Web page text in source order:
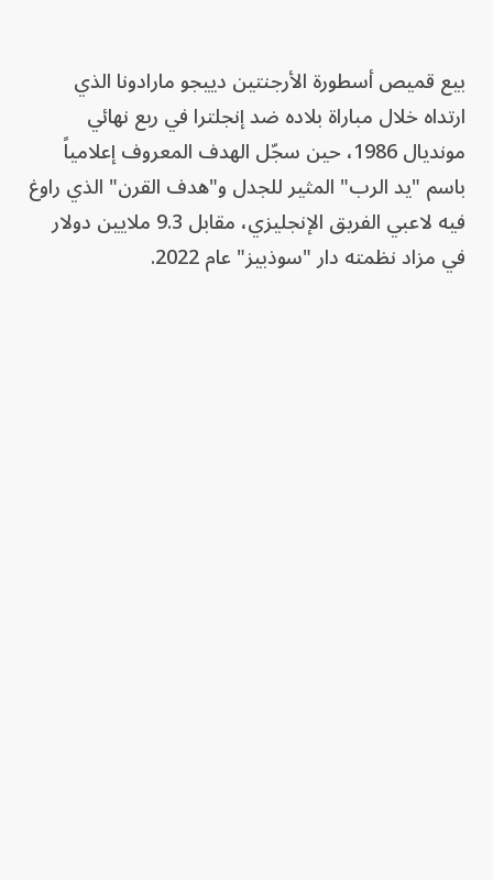
بيع قميص أسطورة الأرجنتين دييجو مارادونا الذي
ارتداه خلال مباراة بلاده ضد إنجلترا في ربع نهائي
مونديال 1986، حين سجّل الهدف المعروف إعلامياً
باسم "يد الرب" المثير للجدل و"هدف القرن" الذي راوغ
فيه لاعبي الفريق الإنجليزي، مقابل 9.3 ملايين دولار
في مزاد نظمته دار "سوذبيز" عام 2022.